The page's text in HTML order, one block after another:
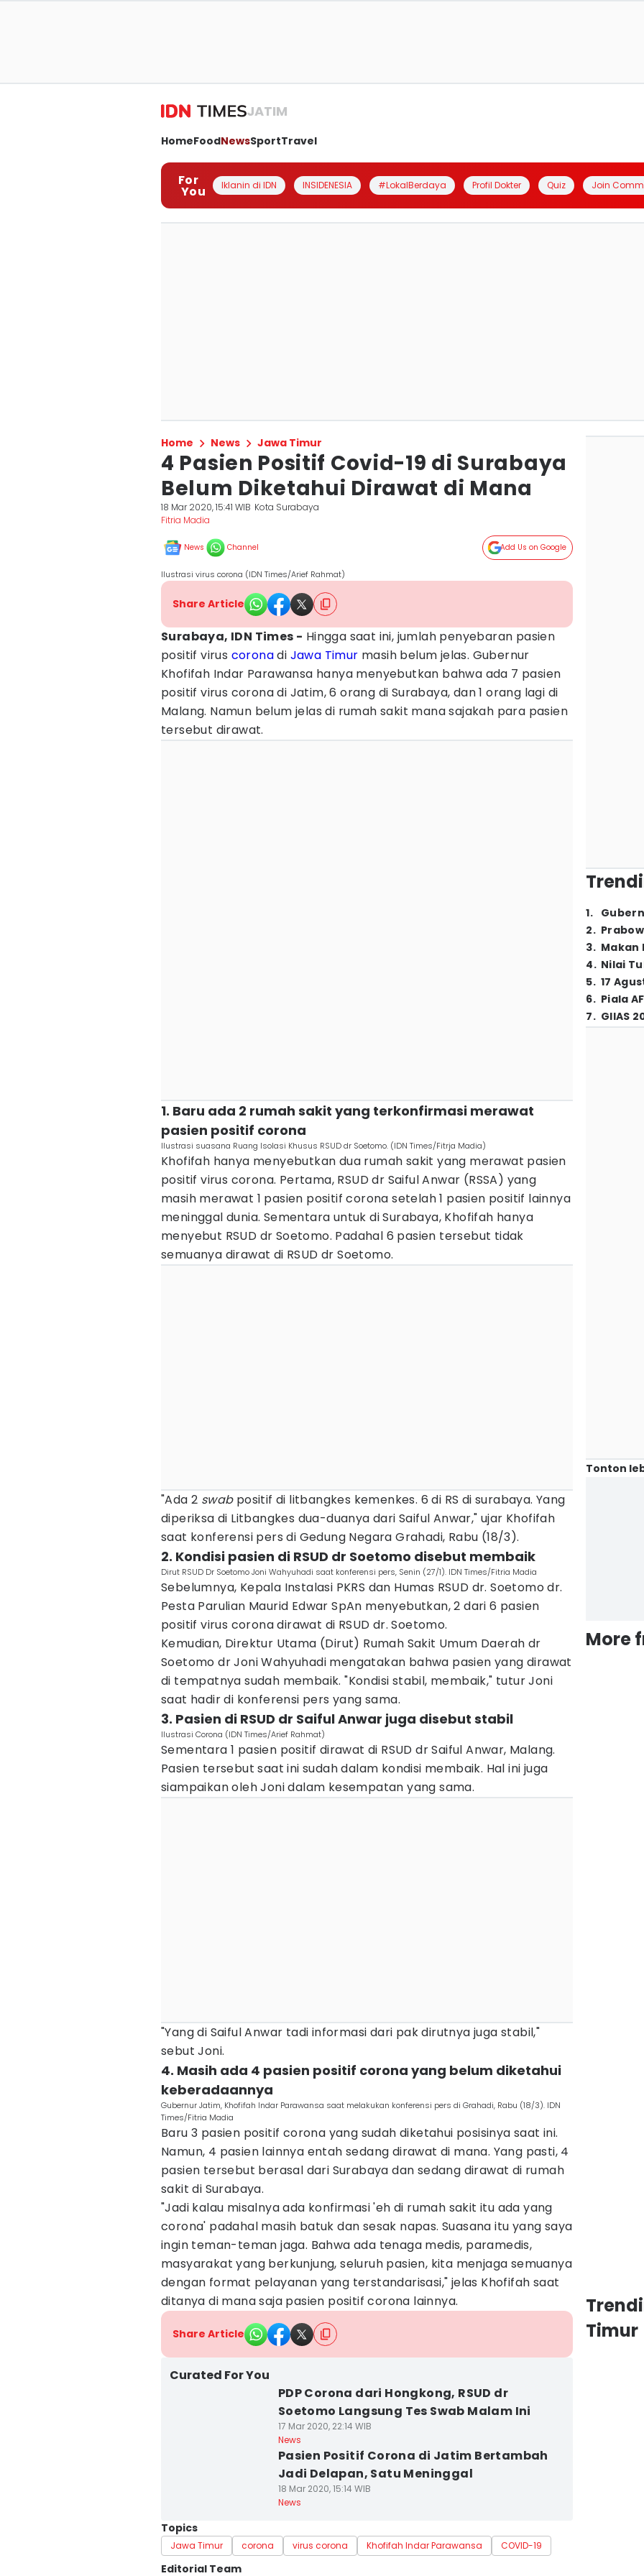
JATIM
HomeFoodNewsSportTravel
For
You Iklanin di IDN INSIDENESIA #LokalBerdaya Profil Dokter Quiz Join
Home News Jawa Timur
4 Pasien Positif Covid-19 di Surabaya
Belum Diketahui Dirawat di Mana
18 Mar 2020, 15:41 WIB Kota Surabaya
Fitria Madia
News Channel Add Us on Google
Ilustrasi virus corona (IDN Times/Arief Rahmat)
Share Article
Surabaya, IDN Times - Hingga saat ini, jumlah penyebaran pasien
positif virus coronadi Jawa Timur masih belum jelas. Gubernur
Khofifah Indar Parawansa hanya menyebutkan bahwa ada 7 pasien
positif virus corona di Jatim, 6 orang di Surabaya, dan 1 orang lagi di
Malang. Namun belum jelas di rumah sakit mana sajakah para pasien
tersebut dirawat.
1. Baru ada 2 rumah sakit yang terkonfirmasi merawat
pasien positif corona
Ilustrasi suasana Ruang Isolasi Khusus RSUD dr Soetomo. (IDN Times/Fitrja Madia)
Khofifah hanya menyebutkan dua rumah sakit yang merawat pasien
positif virus corona. Pertama, RSUD dr Saiful Anwar (RSSA) yang
masih merawat 1 pasien positif corona setelah 1 pasien positif lainnya
meninggal dunia. Sementara untuk di Surabaya, Khofifah hanya
menyebut RSUD dr Soetomo. Padahal 6 pasien tersebut tidak
semuanya dirawat di RSUD dr Soetomo.
"Ada 2 swabpositif di litbangkes kemenkes. 6 di RS di surabaya. Yang
diperiksa di Litbangkes dua-duanya dari Saiful Anwar," ujar Khofifah
saat konferensi pers di Gedung Negara Grahadi, Rabu (18/3).
2. Kondisi pasien di RSUD dr Soetomo disebut membaik
Dirut RSUD Dr Soetomo Joni Wahyuhadi saat konferensi pers, Senin (27/1). IDN Times/Fitria Madia
Sebelumnya, Kepala Instalasi PKRS dan Humas RSUD dr. Soetomo dr.
Pesta Parulian Maurid Edwar SpAn menyebutkan, 2 dari 6 pasien
positif virus corona dirawat di RSUD dr. Soetomo.
Kemudian, Direktur Utama (Dirut) Rumah Sakit Umum Daerah dr
Soetomo dr Joni Wahyuhadi mengatakan bahwa pasien yang dirawat
di tempatnya sudah membaik. "Kondisi stabil, membaik," tutur Joni
saat hadir di konferensi pers yang sama.
3. Pasien di RSUD dr Saiful Anwar juga disebut stabil
Ilustrasi Corona (IDN Times/Arief Rahmat)
Sementara 1 pasien positif dirawat di RSUD dr Saiful Anwar, Malang.
Pasien tersebut saat ini sudah dalam kondisi membaik. Hal ini juga
siampaikan oleh Joni dalam kesempatan yang sama.
"Yang di Saiful Anwar tadi informasi dari pak dirutnya juga stabil,"
sebut Joni.
4. Masih ada 4 pasien positif corona yang belum diketahui
keberadaannya
Gubernur Jatim, Khofifah Indar Parawansa saat melakukan konferensi pers di Grahadi, Rabu (18/3). IDN
Times/Fitria Madia
Baru 3 pasien positif corona yang sudah diketahui posisinya saat ini.
Namun, 4 pasien lainnya entah sedang dirawat di mana. Yang pasti, 4
pasien tersebut berasal dari Surabaya dan sedang dirawat di rumah
sakit di Surabaya.
"Jadi kalau misalnya ada konfirmasi 'eh di rumah sakit itu ada yang
corona' padahal masih batuk dan sesak napas. Suasana itu yang saya
ingin teman-teman jaga. Bahwa ada tenaga medis, paramedis,
masyarakat yang berkunjung, seluruh pasien, kita menjaga semuanya
dengan format pelayanan yang terstandarisasi," jelas Khofifah saat
ditanya di mana saja pasien positif corona lainnya.
Share Article
Curated For You
PDP Corona dari Hongkong, RSUD dr
Soetomo Langsung Tes Swab Malam Ini
17 Mar 2020, 22:14 WIB
News
Pasien Positif Corona di Jatim Bertambah
Jadi Delapan, Satu Meninggal
18 Mar 2020, 15:14 WIB
News
Topics
Jawa Timur corona virus corona Khofifah Indar Parawansa COVID-19
Editorial Team
1.
2.
3. Makan
4. Nilai
5. 17
6. Piala
7. GIIAS
Tonton
More
Timur